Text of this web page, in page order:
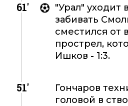
61'
"Урал" уходит
забивать
сместился от
прострел,
Ишков - 1:3.
51'
Гончаров
головой в